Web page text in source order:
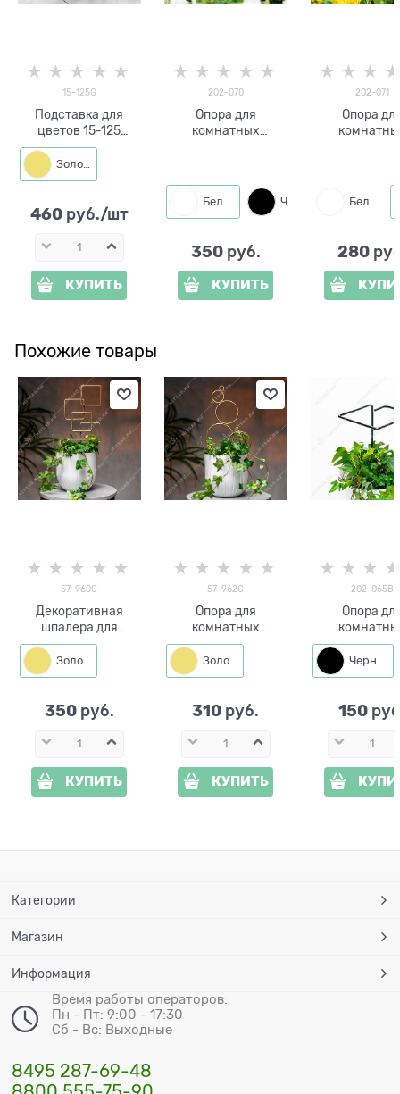
15-125G
Подставка для
цветов 15-125
настенная на одно
кашпо d=14см
Золото
460 руб./шт
КУПИТЬ
202-070
Опора для
комнатных
Белый
350 руб.
КУПИТЬ
202-071
Опора
Белый
280
Похожие товары
57-960G
Декоративная
шпалера для
растений 57-960
h=43 см
Золото
350 руб.
КУПИТЬ
57-962G
Опора для
комнатных
растений 57-962
h=43 см
Золото
310 руб.
КУПИТЬ
202-065B
Опора
растений
h=30 см
Черный
150
Категории
Магазин
Информация
Время работы операторов:
Пн - Пт: 9:00 - 17:30
Сб - Вс: Выходные
8495 287-69-48